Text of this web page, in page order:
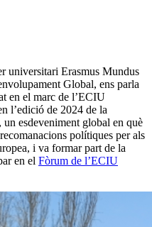
universitari Erasmus Mundus
Global, ens parla
en el marc de l’ECIU
l’edició de 2024 de la
esdeveniment global en què
polítiques per als
i va formar part de la
en el Fòrum de l’ECIU